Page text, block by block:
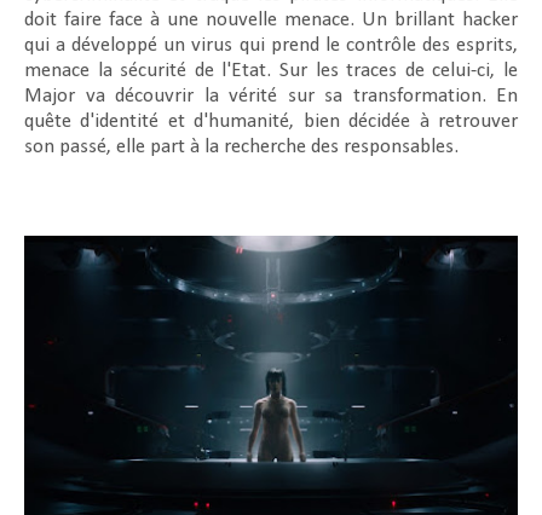
doit faire face à une nouvelle menace. Un brillant hacker
qui a développé un virus qui prend le contrôle des esprits,
menace la sécurité de l'Etat. Sur les traces de celui-ci, le
Major va découvrir la vérité sur sa transformation. En
quête d'identité et d'humanité, bien décidée à retrouver
son passé, elle part à la recherche des responsables.